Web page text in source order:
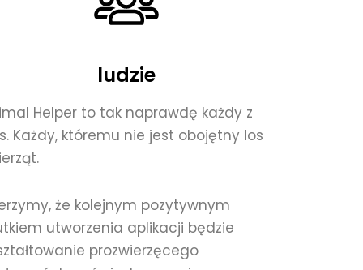
ludzie
Helper to tak naprawdę każdy z
Każdy, któremu nie jest obojętny los
że kolejnym pozytywnym
utworzenia aplikacji będzie
prozwierzęcego